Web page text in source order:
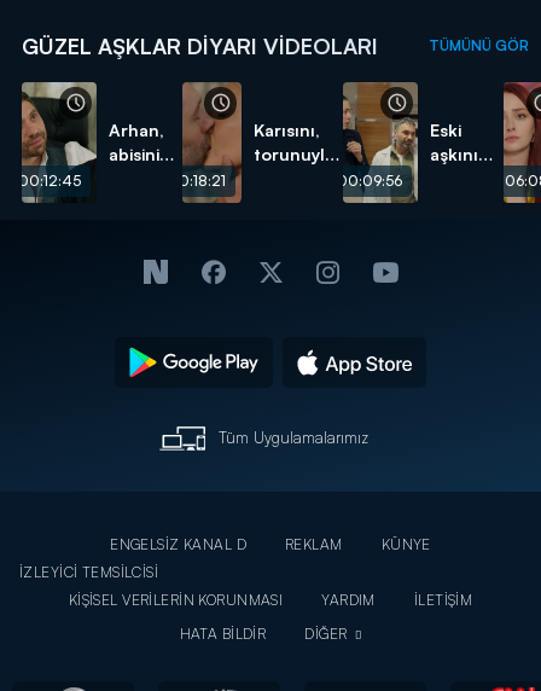
GÜZEL AŞKLAR DIYARI VIDEOLARI TÜMÜNÜ GÖR
00:12:45
Arhan,
abisini
00:18:21
Karısını,
torunuyla
00:09:56
Eski
aşkını
Tüm Uygulamalarımız
ENGELSİZ KANAL D REKLAM
KÜNYE
İZLEYİCİ TEMSİLCİSİ
KİŞİSEL VERİLERİN KORUNMASI
YARDIM
İLETİŞİM
HATA BİLDİR
DİĞER